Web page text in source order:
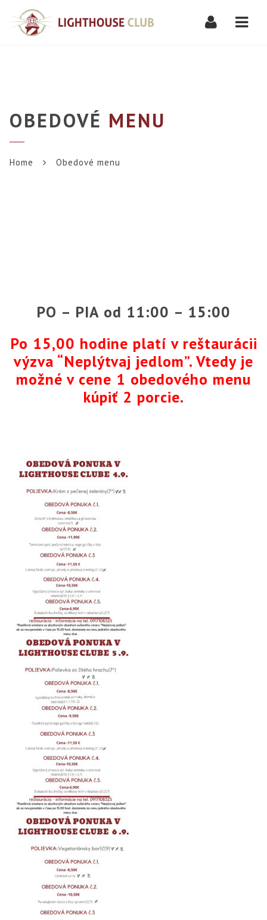
OBEDOVÉ MENU
Home Obedové menu
PO – PIA od 11:00 – 15:00
Po 15,00 hodine platí v reštaurácii
výzva “Neplýtvaj jedlom”. Vtedy je
možné v cene 1 obedového menu
kúpiť 2 porcie.